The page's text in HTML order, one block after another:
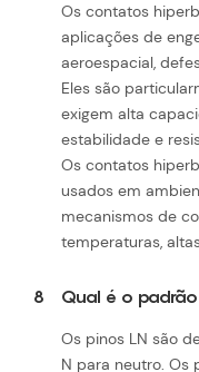
Os contatos
aplicações de
aeroespacial,
Eles são
exigem alta
estabilidade e
Os contatos
usados ​​em
mecanismos de
temperaturas,
8 Qual é o
Os pinos LN são
N para neutro. Os